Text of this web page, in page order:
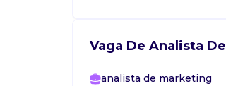
Vaga De Analista
analista de marketing